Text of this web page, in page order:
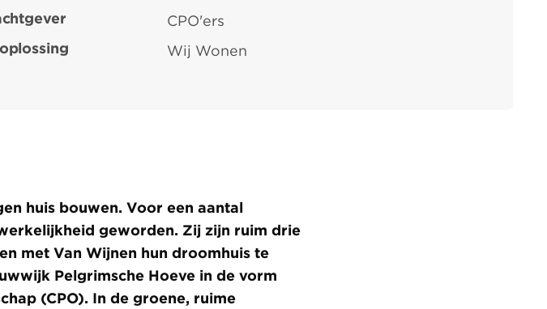
CPO'ers
Wij Wonen
huis bouwen. Voor een aantal
geworden. Zij zijn ruim drie
met Van Wijnen hun droomhuis te
Pelgrimsche Hoeve in de vorm
(CPO). In de groene, ruime